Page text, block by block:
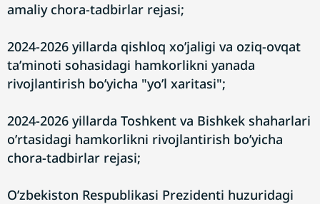
amaliy chora-tadbirlar rejasi;
2024-2026 yillarda qishloq xoʼjaligi va oziq-ovqat
taʼminoti sohasidagi hamkorlikni yanada
rivojlantirish boʼyicha "yoʼl xaritasi";
2024-2026 yillarda Toshkent va Bishkek shaharlari
oʼrtasidagi hamkorlikni rivojlantirish boʼyicha
chora-tadbirlar rejasi;
Oʼzbekiston Respublikasi Prezidenti huzuridagi